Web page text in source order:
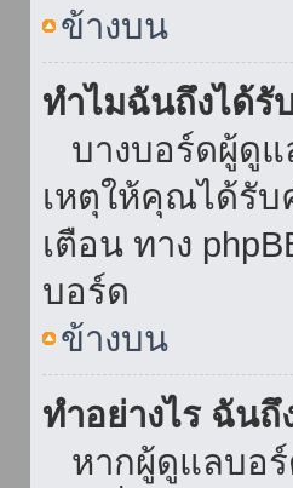
ข้างบน
ทำไมฉันถึงได้รั
บางบอร์ดผู้ดูแ
เหตุให้คุณได้รั
เตือน ทาง
บอร์ด
ข้างบน
ทำอย่างไร ฉัน
หากผู้ดูแลบอร์